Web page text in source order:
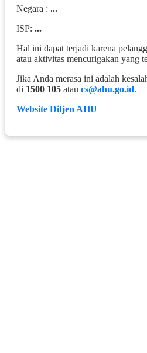
Negara : ...
ISP: ...
Hal ini dapat terjadi karena
atau aktivitas mencurigakan yang
Jika Anda merasa ini adalah
di 1500 105 atau cs@ahu.go.id.
Website Ditjen AHU